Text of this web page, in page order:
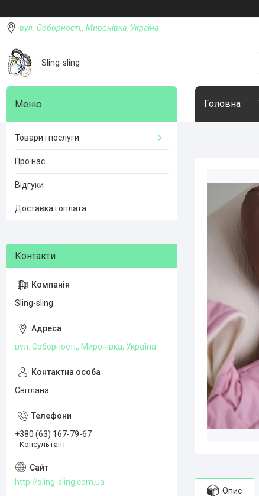
вул. Соборності,, Миронівка, Україна
Sling-sling
Головна
Опис
Товари і послуги
Про нас
Відгуки
Доставка і оплата
Sling-sling
вул. Соборності,, Миронівка, Україна
Світлана
+380 (63) 167-79-67
Консультант
http://sling-sling.com.ua